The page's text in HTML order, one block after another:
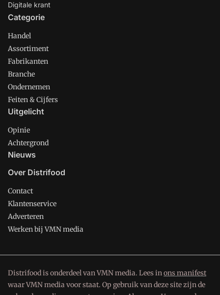
Digitale krant
Categorie
Handel
Assortiment
Fabrikanten
Branche
Ondernemen
Feiten & Cijfers
Uitgelicht
Opinie
Achtergrond
Nieuws
Over Distrifood
Contact
Klantenservice
Adverteren
Werken bij VMN media
Distrifood is onderdeel van VMN media. Lees inons manifest
waar VMN media voor staat. Op gebruik van deze site zijn de